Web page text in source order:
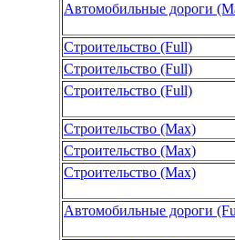
Автомобильные дороги
Строительство (Full)
Строительство (Full)
Строительство (Full)
Строительство (Max)
Строительство (Max)
Строительство (Max)
Автомобильные дороги